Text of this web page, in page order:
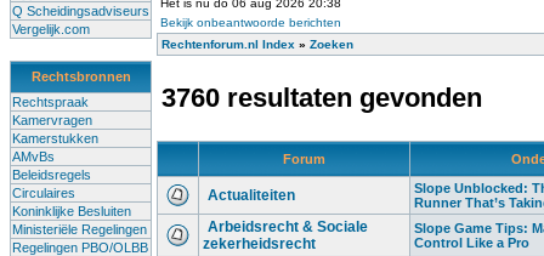
Q Scheidingsadviseurs
Vergelijk.com
Rechtsbronnen
Rechtspraak
Kamervragen
Kamerstukken
AMvBs
Beleidsregels
Circulaires
Koninklijke Besluiten
Ministeriële Regelingen
Regelingen PBO/OLBB
Het is nu do 06 aug 2026 20:38
Bekijk onbeantwoorde berichten
Rechtenforum.nl Index » Zoeken
3760 resultaten gevonden
Forum
Actualiteiten
Slope Unblocked:
Runner That’s
Arbeidsrecht & Sociale
zekerheidsrecht
Slope Game Tips:
Control Like a Pro